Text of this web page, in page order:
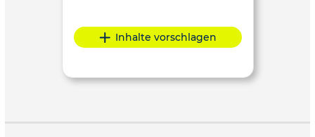
Inhalte vorschlagen